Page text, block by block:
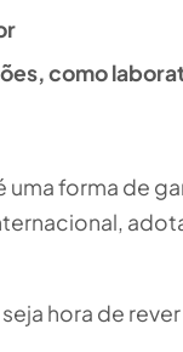
como
forma de
hora de